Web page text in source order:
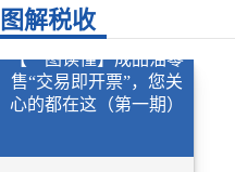
图解税收
【一图读懂】成品油零
售“交易即开票”，您关
心的都在这（第一期）